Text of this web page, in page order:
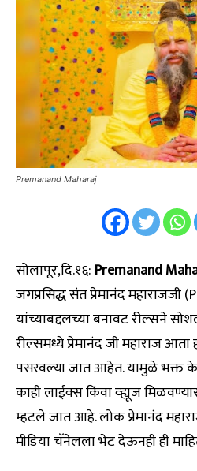
Premanand Maharaj
सोलापूर,दि.१६: Premanand
जगप्रसिद्ध संत प्रेमानंद महाराजजी
यांच्याबद्दलच्या बनावट रील्सने
रील्समध्ये प्रेमानंद जी महाराज
पसरवल्या जात आहेत. यामुळे भक्त
काही लाईक्स किंवा व्ह्यूज
म्हटले जात आहे. लोक प्रेमानंद
मीडिया चॅनेलला भेट देऊनही ही